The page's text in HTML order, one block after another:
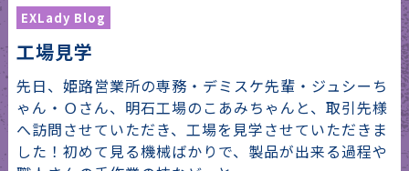
EXLady Blog
工場見学
先日、姫路営業所の専務・デミスケ先輩・ジュシーち
ゃん・Ｏさん、明石工場のこあみちゃんと、取引先様
へ訪問させていただき、工場を見学させていただきま
した！初めて見る機械ばかりで、製品が出来る過程や